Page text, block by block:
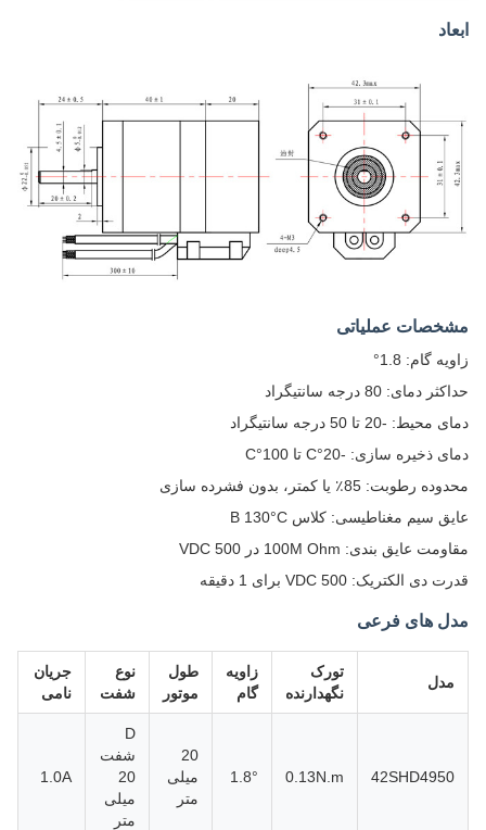
ابعاد
مشخصات عملیاتی
زاویه گام: 1.8°
حداکثر دمای: 80 درجه سانتیگراد
دمای محیط: -20 تا 50 درجه سانتیگراد
دمای ذخیره سازی: -20°C تا 100°C
محدوده رطوبت: 85٪ یا کمتر، بدون فشرده سازی
عایق سیم مغناطیسی: کلاس B 130°C
مقاومت عایق بندی: 100M Ohm در 500 VDC
قدرت دی الکتریک: 500 VDC برای 1 دقیقه
مدل های فرعی
مدل
تورک
نگهدارنده
زاویه
گام
طول
موتور
نوع
شفت
جریان
نامی
42SHD4950
0.13N.m
1.8°
20
میلی
متر
D
شفت
20
میلی
متر
1.0A